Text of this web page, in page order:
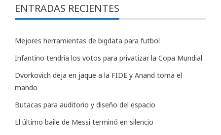
ENTRADAS RECIENTES
Mejores herramientas de bigdata para futbol
Infantino tendría los votos para privatizar la Copa Mundial
Dvorkovich deja en jaque a la FIDE y Anand toma el
mando
Butacas para auditorio y diseño del espacio
El último baile de Messi terminó en silencio